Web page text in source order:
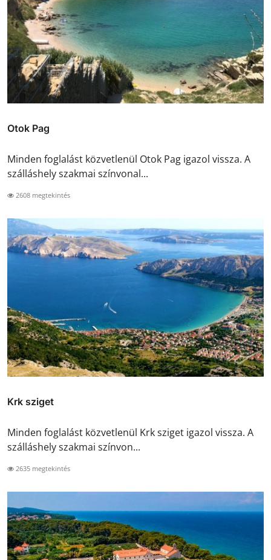
Otok Pag
Minden foglalást közvetlenül Otok Pag igazol vissza. A
szálláshely szakmai színvonal...
2608 megtekintés
Krk sziget
Minden foglalást közvetlenül Krk sziget igazol vissza. A
szálláshely szakmai színvon...
2635 megtekintés